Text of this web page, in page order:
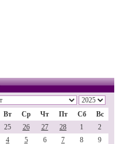
Вт Ср Чт Пт Сб
Вс
25 26 27 28 1
2
4 5 6 7 8
9